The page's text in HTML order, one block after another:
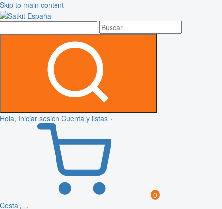
Skip to main content
Hola, Iniciar sesión Cuenta y listas
0
Cesta